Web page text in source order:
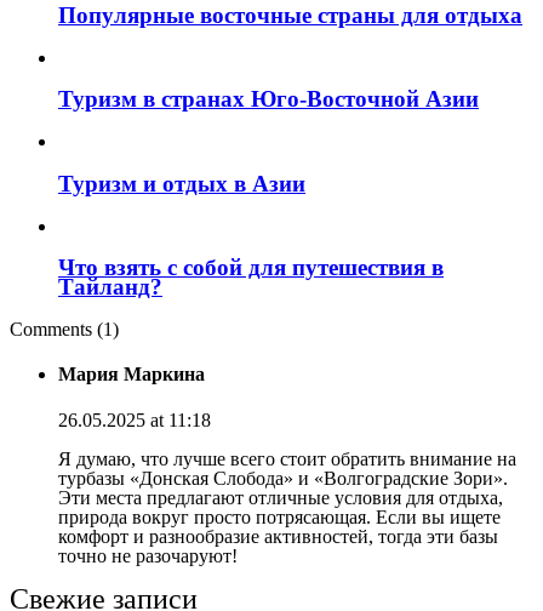
Популярные восточные страны для отдыха
Туризм в странах Юго-Восточной Азии
Туризм и отдых в Азии
Что взять с собой для путешествия в
Тайланд?
Comments (1)
Мария Маркина
26.05.2025 at 11:18
Я думаю, что лучше всего стоит обратить внимание на
турбазы «Донская Слобода» и «Волгоградские Зори».
Эти места предлагают отличные условия для отдыха,
природа вокруг просто потрясающая. Если вы ищете
комфорт и разнообразие активностей, тогда эти базы
точно не разочаруют!
Свежие записи